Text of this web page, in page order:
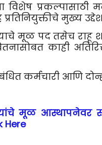
विशेष
प्रतिनियुक्तीचे मुख्य
मूळ पद तसेच राहू
काही
कर्मचारी आणि
मूळ आस्थापनेवर
Here